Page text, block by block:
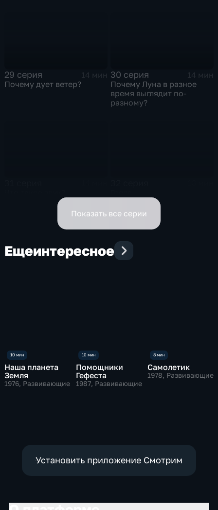
29 серия
14 мин
Почему дует ветер?
30 серия
14 мин
Почему Луна в разное
время выглядит по-
разному?
Показать все серии
Ещеинтересное
Наша планета
Земля
1976, Развивающие
Помощники
Гефеста
1987, Развивающие
Самолетик
1978, Развивающие
Установить приложение Смотрим